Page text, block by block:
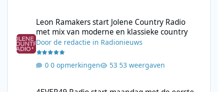
Leon Ramakers start Jolene Country Radio
met mix van moderne en klassieke country
Doorde redactie in Radionieuws
0 opmerkingen 53 weergaven